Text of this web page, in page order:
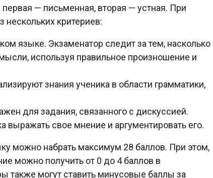
— письменная, вторая — устная. При
нескольких критериев:
языке. Экзаменатор следит за тем, насколько
используя правильное произношение и
знания ученика в области грамматики,
для задания, связанного с дискуссией.
свое мнение и аргументировать его.
можно набрать максимум 28 баллов. При этом,
можно получить от 0 до 4 баллов в
также могут ставить минусовые баллы за